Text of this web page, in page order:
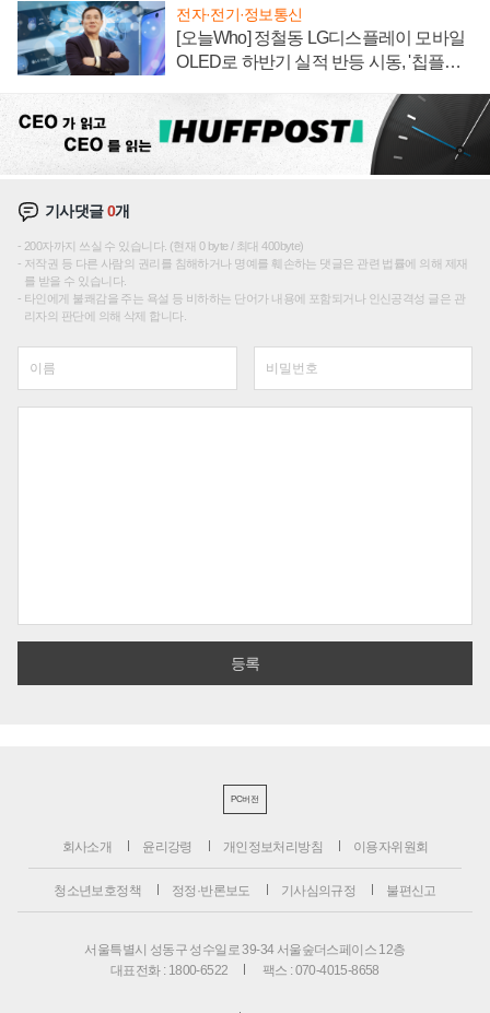
전자·전기·정보통신
[오늘Who] 정철동 LG디스플레이 모바일
OLED로 하반기 실적 반등 시동, '칩플레
기사댓글0개
200자까지 쓰실 수 있습니다. (현재 0 byte / 최대 400byte)
저작권 등 다른 사람의 권리를 침해하거나 명예를 훼손하는 댓글은 관련 법률에 의해 제재
를 받을 수 있습니다.
타인에게 불쾌감을 주는 욕설 등 비하하는 단어가 내용에 포함되거나 인신공격성 글은 관
리자의 판단에 의해 삭제 합니다.
PC버전
회사소개 윤리강령 개인정보처리방침 이용자위원회
청소년보호정책 정정·반론보도 기사심의규정 불편신고
서울특별시 성동구 성수일로 39-34 서울숲더스페이스 12층
대표전화 : 1800-6522
팩스 : 070-4015-8658